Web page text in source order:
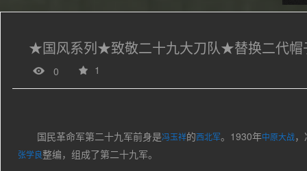
★国风系列★致敬二十九大刀队★替换二代帽
0 1
国民革命军第二十九军前身是冯玉祥的西北军。1930年中原大战
张学良整编，组成了第二十九军。